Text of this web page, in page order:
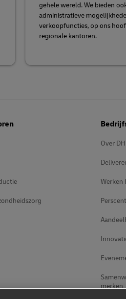
gehele wereld. We bieden
administratieve
verkoopfuncties, op ons
regionale kantoren.
Over
Werken
merken